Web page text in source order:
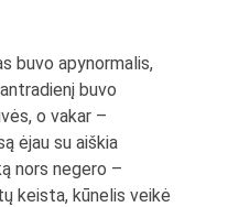
buvo apynormalis,
buvo
o vakar –
ėjau su aiškia
nors negero –
keista, kūnelis veikė